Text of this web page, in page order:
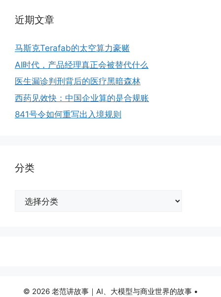
近期文章
马斯克Terafab的太空算力豪赌
AI时代，产品经理真正会被替代什么
医生漏诊判刑背后的医疗黑暗森林
西药见效快：中国企业算的是合规账
841号令如何重写出入境规则
分类
© 2026 老范讲故事｜AI、大模型与商业世界的故事 •